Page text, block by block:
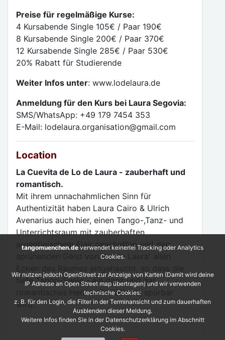
Preise für regelmäßige Kurse:
4 Kursabende Single 105€ / Paar 190€
8 Kursabende Single 200€ / Paar 370€
12 Kursabende Single 285€ / Paar 530€
20% Rabatt für Studierende
Weiter Infos unter: www.lodelaura.de
Anmeldung für den Kurs bei Laura Segovia:
SMS/WhatsApp: +49 179 7454 353
E-Mail: lodelaura.organisation@gmail.com
Location
La Cuevita de Lo de Laura - zauberhaft und
romantisch.
Mit ihrem unnachahmlichen Sinn für
Authentizität haben Laura Cairo & Ulrich
Avenarius auch hier, einen Tango-,Tanz- und
Unterrichtsraum mit zauberhaften
argentinischem Flair geschaffen und den
sprühenden Geist von 'Lo de Laura' allen
tiefe Tango-Seele - ein ganz und gar
romantisches Herz voller Wärme, spürbar
wird.
tangomuenchen.de verwendet keinerlei Tracking oder Analytics
Cookies.
Wir nutzen jedoch OpenStreet zur Anzeige von Karten (Damit wird deine
IP Adresse an Open Street map übertragen) und wir verwenden
technische Cookies:
z. B. für den Login, die Filter in der Terminansicht und zum dauerhaften
Ausblenden dieser Meldung.
Weitere Infos finden Sie in der Datenschutzerklärung im Abschnitt
Cookies.